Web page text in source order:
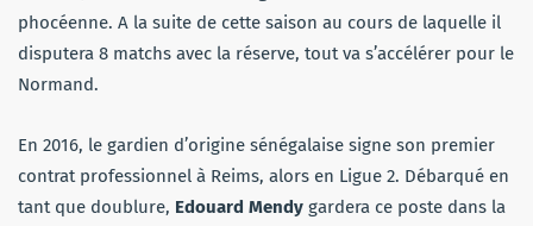
phocéenne. A la suite de cette saison au cours de laquelle il
disputera 8 matchs avec la réserve, tout va s’accélérer pour le
Normand.
En 2016, le gardien d’origine sénégalaise signe son premier
contrat professionnel à Reims, alors en Ligue 2. Débarqué en
tant que doublure, Edouard Mendy gardera ce poste dans la